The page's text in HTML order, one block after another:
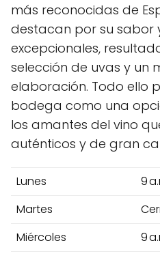
más reconocidas de
destacan por su sabor
excepcionales,
selección de uvas y un
elaboración. Todo ello
bodega como una
los amantes del vino
auténticos y de gran
Lunes
9
Martes
Miércoles
9